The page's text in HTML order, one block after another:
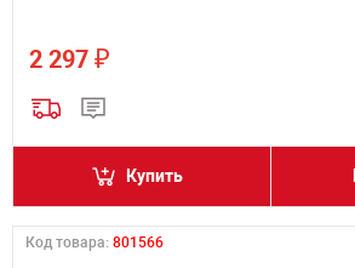
2 297 ₽
Купить
Код товара: 801566